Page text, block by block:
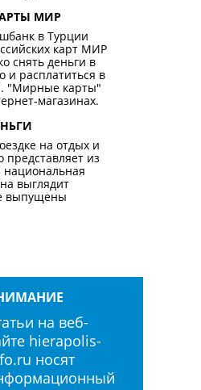
МИР
в Турции
карт МИР
снять деньги в
и расплатиться в
"Мирные карты"
магазинах.
на отдых и
представляет из
национальная
выглядит
выпущены
на веб-
hierapolis-
носят